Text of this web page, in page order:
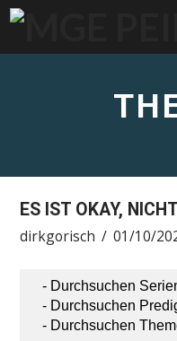
ES IST OKAY,
dirkgorisch 01/10/